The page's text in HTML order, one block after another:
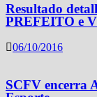
Resultado
PREFEITO e
06/10/2016
SCFV encerra